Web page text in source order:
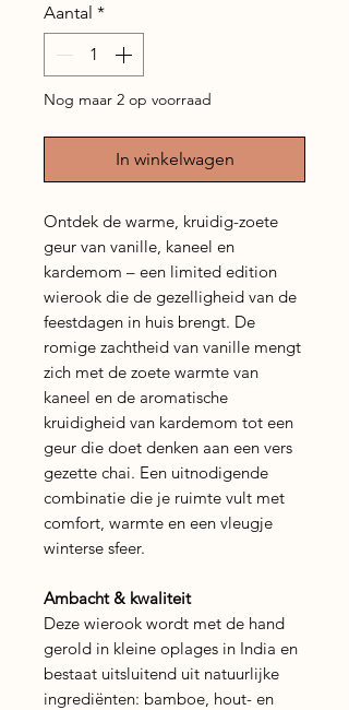
Aantal *
Nog maar 2 op voorraad
In winkelwagen
Ontdek de warme, kruidig-zoete
geur van vanille, kaneel en
kardemom – een limited edition
wierook die de gezelligheid van de
feestdagen in huis brengt. De
romige zachtheid van vanille mengt
zich met de zoete warmte van
kaneel en de aromatische
kruidigheid van kardemom tot een
geur die doet denken aan een vers
gezette chai. Een uitnodigende
combinatie die je ruimte vult met
comfort, warmte en een vleugje
winterse sfeer.
Ambacht & kwaliteit
Deze wierook wordt met de hand
gerold in kleine oplages in India en
bestaat uitsluitend uit natuurlijke
ingrediënten: bamboe, hout- en